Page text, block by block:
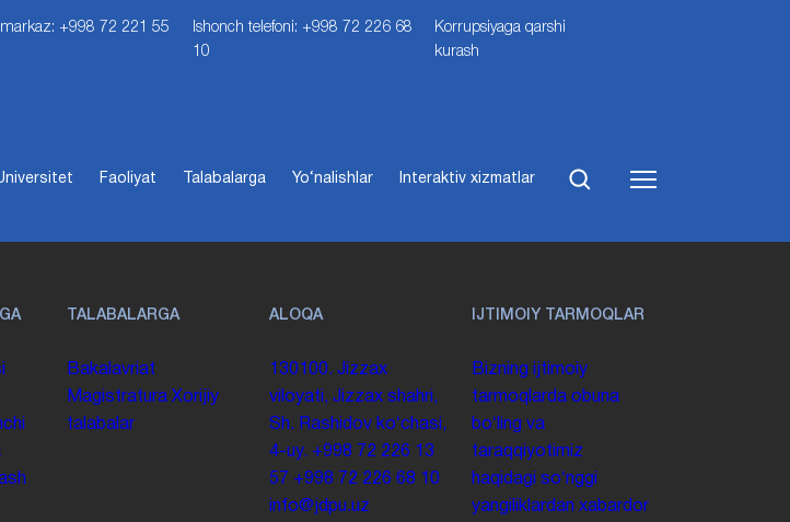
+998 72 221 55
Ishonch telefoni: +998 72 226 68
10
Korrupsiyaga qarshi
kurash
Faoliyat Talabalarga Yo‘nalishlar Interaktiv xizmatlar
TALABALARGA
Bakalavriat
Magistratura Xorijiy
talabalar
ALOQA
130100. Jizzax
viloyati, Jizzax shahri,
Sh. Rashidov koʻchasi,
4-uy. +998 72 226 13
57 +998 72 226 68 10
info@jdpu.uz
IJTIMOIY TARMOQLAR
Bizning ijtimoiy
tarmoqlarda obuna
boʻling va
taraqqiyotimiz
haqidagi soʻnggi
yangiliklardan xabardor